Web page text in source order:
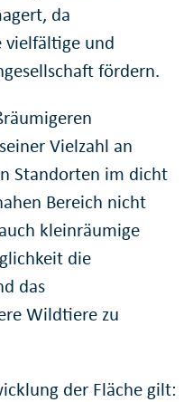
da
vielfältige und
fördern.
Vielzahl an
Standorten im dicht
Bereich nicht
kleinräumige
die
das
Wildtiere zu
der Fläche gilt: